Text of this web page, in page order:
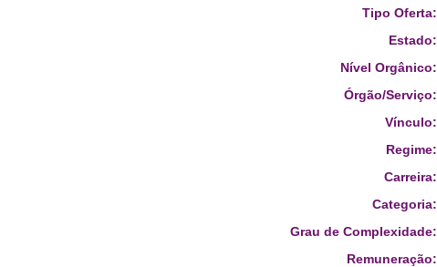
Tipo Oferta:
Estado:
Nível Orgânico:
Órgão/Serviço:
Vínculo:
Regime:
Carreira:
Categoria:
Grau de Complexidade:
Remuneração: